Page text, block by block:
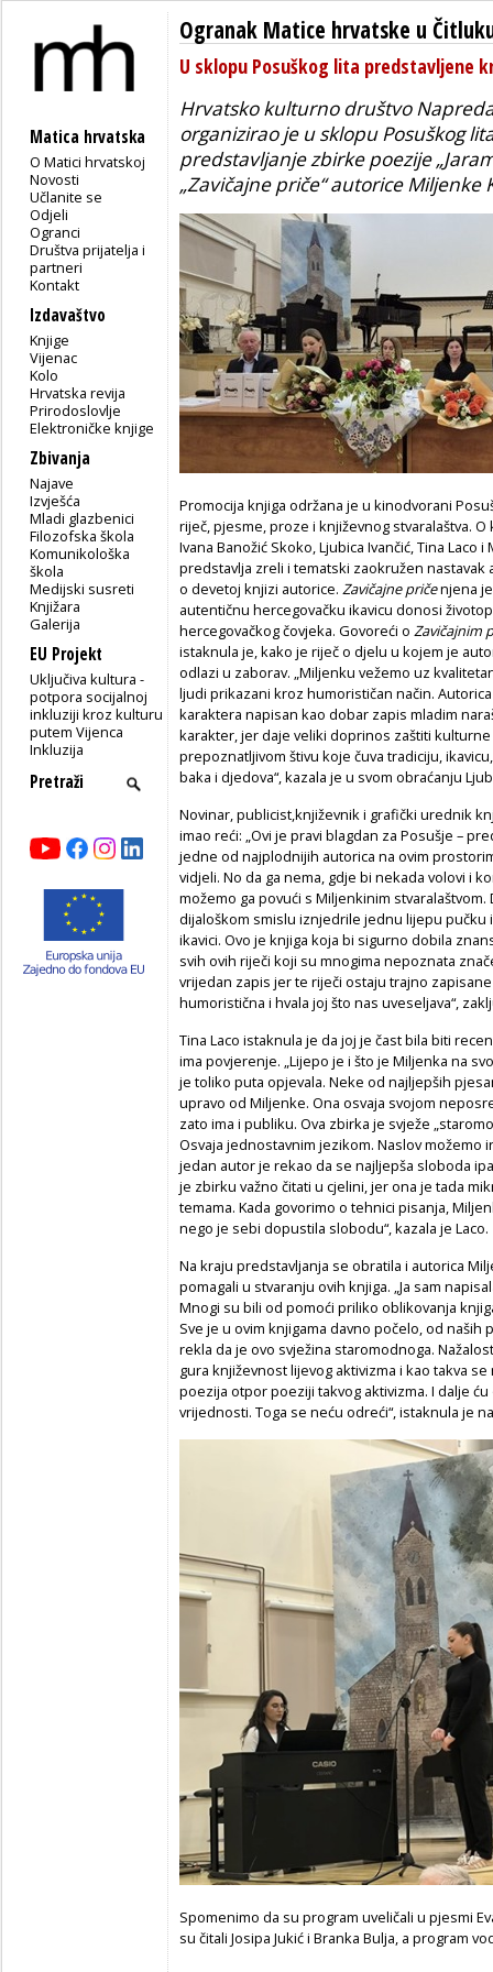
Matica hrvatska
O Matici hrvatskoj
Novosti
Učlanite se
Odjeli
Ogranci
Društva prijatelja i
partneri
Kontakt
Izdavaštvo
Knjige
Vijenac
Kolo
Hrvatska revija
Prirodoslovlje
Elektroničke knjige
Zbivanja
Najave
Izvješća
Mladi glazbenici
Filozofska škola
Komunikološka
škola
Medijski susreti
Knjižara
Galerija
EU Projekt
Uključiva kultura -
potpora socijalnoj
inkluziji kroz kulturu
putem Vijenca
Inkluzija
Ogranak Matice hrvatske u
U sklopu Posuškog lita predstavljene
Hrvatsko kulturno društvo
organizirao je u sklopu Posuškog
predstavljanje zbirke poezije
„Zavičajne priče“ autorice Miljenke
Promocija knjiga održana je u kinodvorani
riječ, pjesme, proze i književnog stvaralaštva.
Ivana Banožić Skoko, Ljubica Ivančić, Tina Laco
predstavlja zreli i tematski zaokružen nastavak
o devetoj knjizi autorice. Zavičajne pričenjena
autentičnu hercegovačku ikavicu donosi
hercegovačkog čovjeka. Govoreći o Zavičajnim
istaknula je, kako je riječ o djelu u kojem je
odlazi u zaborav. „Miljenku vežemo uz
ljudi prikazani kroz humorističan način.
karaktera napisan kao dobar zapis mladim
karakter, jer daje veliki doprinos zaštiti
prepoznatljivom štivu koje čuva tradiciju,
baka i djedova“, kazala je u svom obraćanju
Novinar, publicist,književnik i grafički urednik
imao reći: „Ovi je pravi blagdan za Posušje –
jedne od najplodnijih autorica na ovim
vidjeli. No da ga nema, gdje bi nekada volovi i
možemo ga povući s Miljenkinim
dijaloškom smislu iznjedrile jednu lijepu
ikavici. Ovo je knjiga koja bi sigurno dobila
svih ovih riječi koji su mnogima nepoznata
vrijedan zapis jer te riječi ostaju trajno
humoristična i hvala joj što nas uveseljava“,
Tina Laco istaknula je da joj je čast bila biti
ima povjerenje. „Lijepo je i što je Miljenka na
je toliko puta opjevala. Neke od najljepših
upravo od Miljenke. Ona osvaja svojom
zato ima i publiku. Ova zbirka je svježe
Osvaja jednostavnim jezikom. Naslov
jedan autor je rekao da se najljepša sloboda
je zbirku važno čitati u cjelini, jer ona je tada
temama. Kada govorimo o tehnici pisanja,
nego je sebi dopustila slobodu“, kazala je Laco.
Na kraju predstavljanja se obratila i autorica
pomagali u stvaranju ovih knjiga. „Ja sam
Mnogi su bili od pomoći priliko oblikovanja
Sve je u ovim knjigama davno počelo, od naših
rekla da je ovo svježina staromodnoga.
gura književnost lijevog aktivizma i kao takva
poezija otpor poeziji takvog aktivizma. I dalje
vrijednosti. Toga se neću odreći“, istaknula je
Spomenimo da su program uveličali u pjesmi
su čitali Josipa Jukić i Branka Bulja, a program